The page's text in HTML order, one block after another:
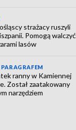
strażacy ruszyli
Pomogą walczyć
lasów
ranny w Kamiennej
Został zaatakowany
narzędziem